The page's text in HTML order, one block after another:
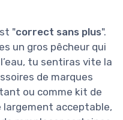
"correct sans plus".
un gros pêcheur qui
tu sentiras vite la
de marques
ou comme kit de
largement acceptable,